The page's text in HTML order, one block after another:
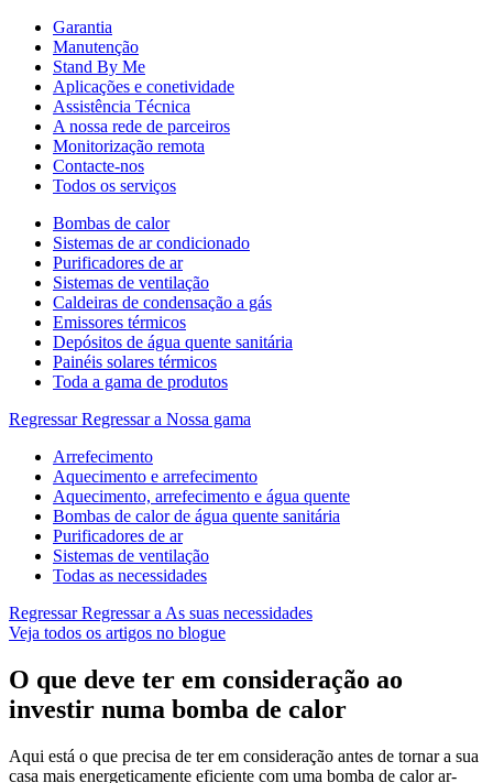
Garantia
Manutenção
Stand By Me
Aplicações e conetividade
Assistência Técnica
A nossa rede de parceiros
Monitorização remota
Contacte-nos
Todos os serviços
Bombas de calor
Sistemas de ar condicionado
Purificadores de ar
Sistemas de ventilação
Caldeiras de condensação a gás
Emissores térmicos
Depósitos de água quente sanitária
Painéis solares térmicos
Toda a gama de produtos
Regressar Regressar a Nossa gama
Arrefecimento
Aquecimento e arrefecimento
Aquecimento, arrefecimento e água quente
Bombas de calor de água quente sanitária
Purificadores de ar
Sistemas de ventilação
Todas as necessidades
Regressar Regressar a As suas necessidades
Veja todos os artigos no blogue
O que deve ter em consideração ao
investir numa bomba de calor
Aqui está o que precisa de ter em consideração antes de tornar a sua
casa mais energeticamente eficiente com uma bomba de calor ar-